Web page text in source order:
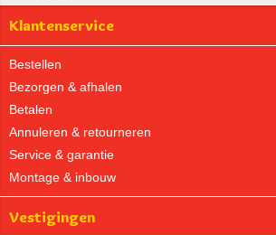
Klantenservice
Bestellen
Bezorgen & afhalen
Betalen
Annuleren & retourneren
Service & garantie
Montage & inbouw
Vestigingen